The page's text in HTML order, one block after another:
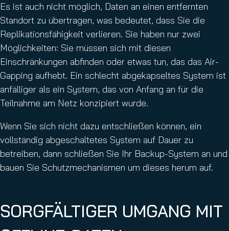
Es ist auch nicht möglich, Daten an einen entfernten
Standort zu übertragen, was bedeutet, dass Sie die
Replikationsfähigkeit verlieren. Sie haben nur zwei
Möglichkeiten: Sie müssen sich mit diesen
Einschränkungen abfinden oder etwas tun, das das Air-
Gapping aufhebt. Ein schlecht abgekapseltes System ist
anfälliger als ein System, das von Anfang an für die
Teilnahme am Netz konzipiert wurde.
Wenn Sie sich nicht dazu entschließen können, ein
vollständig abgeschaltetes System auf Dauer zu
betreiben, dann schließen Sie Ihr Backup-System an und
bauen Sie Schutzmechanismen um dieses herum auf.
SORGFÄLTIGER UMGANG MIT